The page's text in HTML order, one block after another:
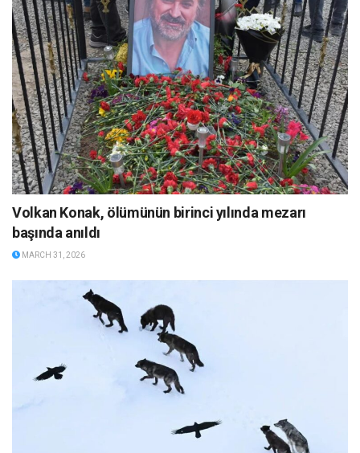
Volkan Konak, ölümünün birinci yılında mezarı
başında anıldı
MARCH 31, 2026